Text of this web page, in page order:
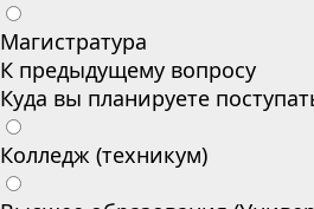
Магистратура
К предыдущему вопросу
Куда вы планируете
Колледж (техникум)